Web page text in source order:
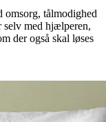
omsorg, tålmodighed
selv med hjælperen,
der også skal løses